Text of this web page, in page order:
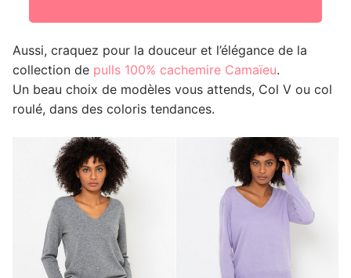
Aussi, craquez pour la douceur et l’élégance de la
collection de pulls 100% cachemire Camaïeu.
Un beau choix de modèles vous attends, Col V ou col
roulé, dans des coloris tendances.